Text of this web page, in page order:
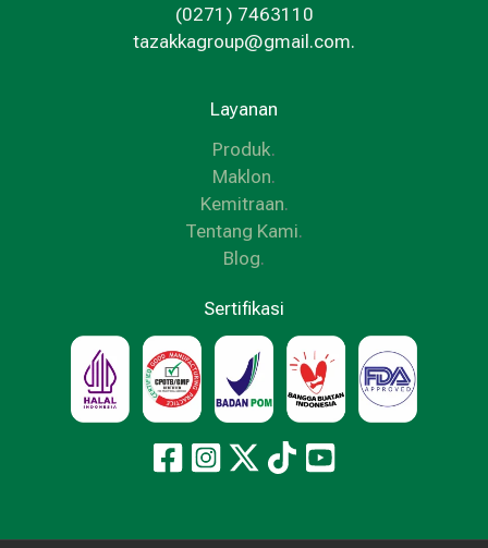
(0271) 7463110
tazakkagroup@gmail.com.
Layanan
Produk.
Maklon.
Kemitraan.
Tentang Kami.
Blog.
Sertifikasi